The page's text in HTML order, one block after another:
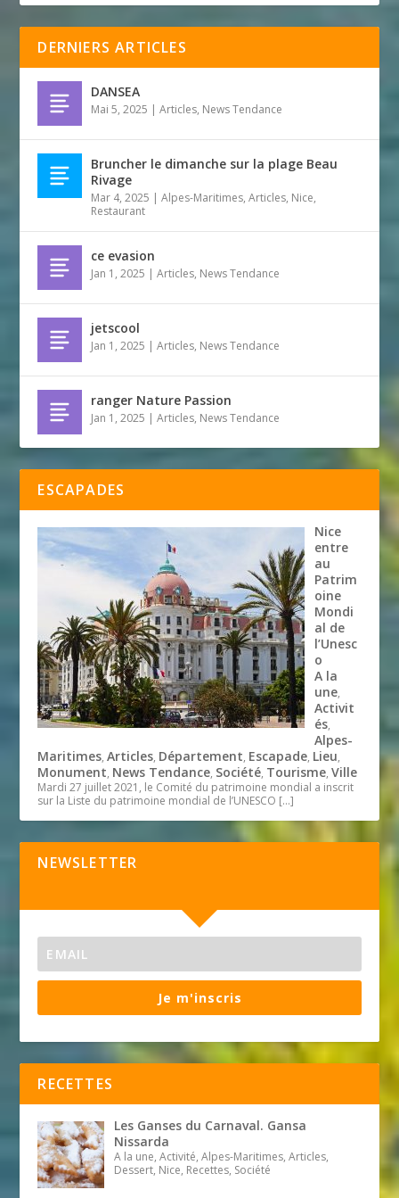
DERNIERS ARTICLES
DANSEA
Mai 5, 2025 |Articles, News Tendance
Bruncher le dimanche sur la plage Beau
Rivage
Mar 4, 2025 |Alpes-Maritimes,Articles, Nice,
Restaurant
ce evasion
Jan 1, 2025 |Articles, News Tendance
jetscool
Jan 1, 2025 |Articles, News Tendance
ranger Nature Passion
Jan 1, 2025 |Articles, News Tendance
ESCAPADES
Nice
entre
au
Patrim
oine
Mondi
al de
l’Unesc
o
A la
une,
Activit
és,
Alpes-
Maritimes,Articles, Département, Escapade, Lieu,
Monument, News Tendance, Société, Tourisme,Ville
Mardi 27 juillet 2021, le Comité du patrimoine mondial a inscrit
sur la Liste du patrimoine mondial de l’UNESCO […]
NEWSLETTER
Je m'inscris
RECETTES
Les Ganses du Carnaval. Gansa
Nissarda
A la une, Activité, Alpes-Maritimes, Articles,
Dessert, Nice, Recettes, Société